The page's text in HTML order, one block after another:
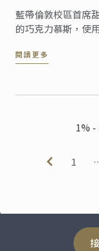
藍帶倫敦校區首席
的巧克力慕斯，使
黃，讓這款經典甜
閱讀更多
1% -
1